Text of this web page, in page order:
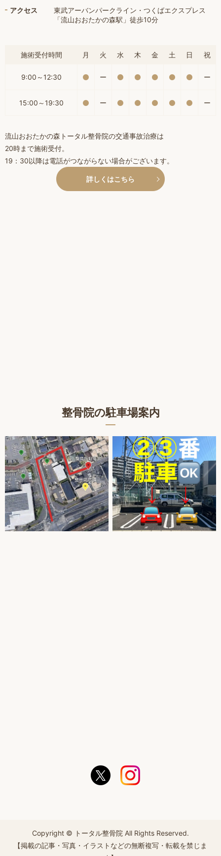
アクセス
東武アーバンパークライン・つくばエクスプレス
「流山おおたかの森駅」徒歩10分
施術受付時間 月 火 水 木 金 土 日 祝
9:00～12:30 ー ー
15:00～19:30 ー ー
流山おおたかの森トータル整骨院の交通事故治療は
20時まで施術受付。
19：30以降は電話がつながらない場合がございます。
詳しくはこちら
整骨院の駐車場案内
Copyright © トータル整骨院 All Rights Reserved.
【掲載の記事・写真・イラストなどの無断複写・転載を禁じま